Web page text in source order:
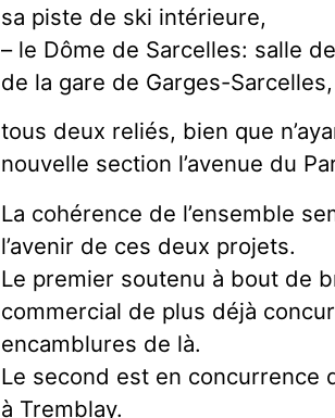
sa piste de ski intérieure,
– le Dôme de Sarcelles: salle
de la gare de Garges-Sarcelles,
tous deux reliés, bien que
nouvelle section l’avenue du
La cohérence de l’ensemble
l’avenir de ces deux projets.
Le premier soutenu à bout de
commercial de plus déjà
encamblures de là.
Le second est en concurrence
à Tremblay.